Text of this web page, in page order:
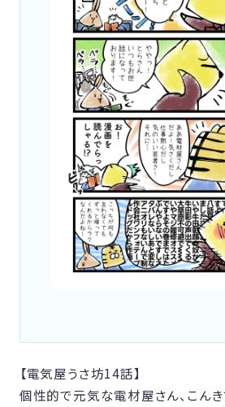
【電気屋うさ坊14話】
個性的で元気な電材屋さん、こんき